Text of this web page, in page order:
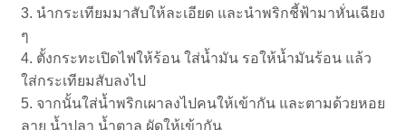
3. นำกระเทียมมาสับให้ละเอียด และนำพริกชี้ฟ้ามาหั่นเฉียง
ๆ
4. ตั้งกระทะเปิดไฟให้ร้อน ใส่น้ำมัน รอให้น้ำมันร้อน แล้ว
ใส่กระเทียมสับลงไป
5. จากนั้นใส่น้ำพริกเผาลงไปคนให้เข้ากัน และตามด้วยหอย
ลาย น้ำปลา น้ำตาล ผัดให้เข้ากัน